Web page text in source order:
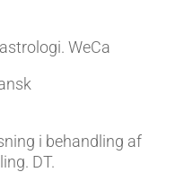
WeCa
i behandling af
DT.